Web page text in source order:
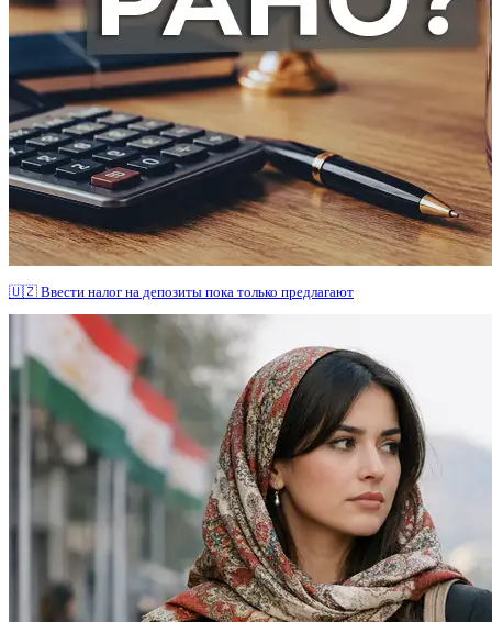
🇺🇿 Ввести налог на депозиты пока только предлагают